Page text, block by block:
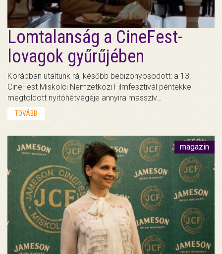
Lomtalanság a CineFest-
lovagok gyűrűjében
Korábban utaltunk rá, később bebizonyosodott: a 13.
CineFest Miskolci Nemzetközi Filmfesztivál péntekkel
megtoldott nyitóhétvégéje annyira masszív…
TOVÁBB
magazin